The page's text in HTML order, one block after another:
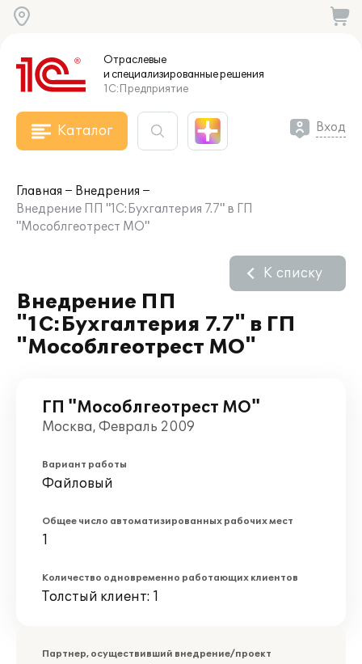
Отраслевые
и специализированныерешения
1С:Предприятие
Каталог Вход
Главная
Внедрения
Внедрение ПП "1С:Бухгалтерия 7.7" в ГП
"Мособлгеотрест МО"
Внедрение ПП
"1С:Бухгалтерия 7.7" в ГП
"Мособлгеотрест МО"
К списку
ГП "Мособлгеотрест МО"
Москва, Февраль 2009
Вариант работы
Файловый
Общее число автоматизированных рабочих мест
1
Количество одновременно работающих клиентов
Толстый клиент: 1
Партнер, осуществивший внедрение/проект